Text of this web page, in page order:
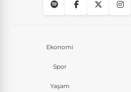
Ekonomi
Spor
Yaşam